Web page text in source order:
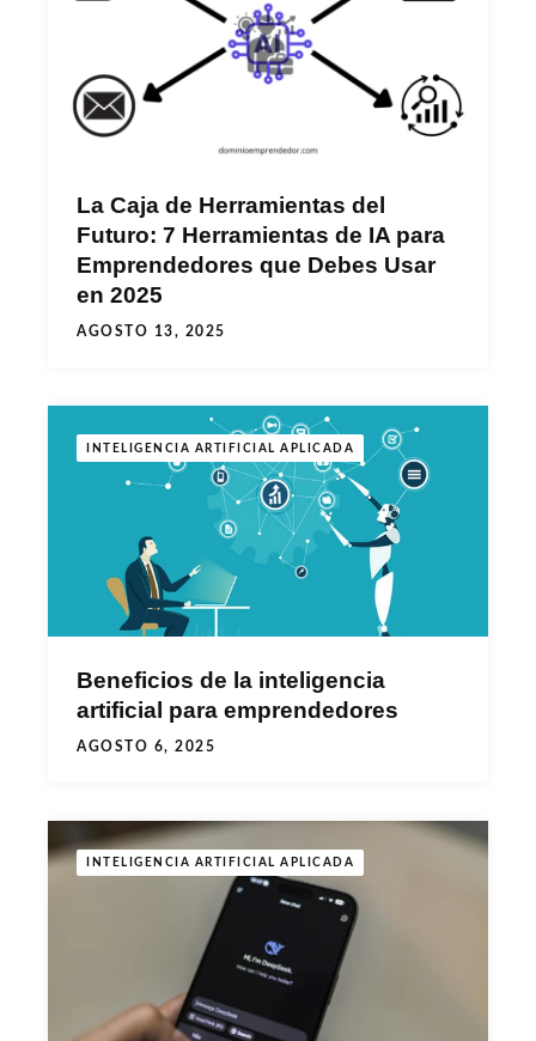
La Caja de Herramientas del
Futuro: 7 Herramientas de IA para
Emprendedores que Debes Usar
en 2025
AGOSTO 13, 2025
INTELIGENCIA ARTIFICIAL APLICADA
Beneficios de la inteligencia
artificial para emprendedores
AGOSTO 6, 2025
INTELIGENCIA ARTIFICIAL APLICADA